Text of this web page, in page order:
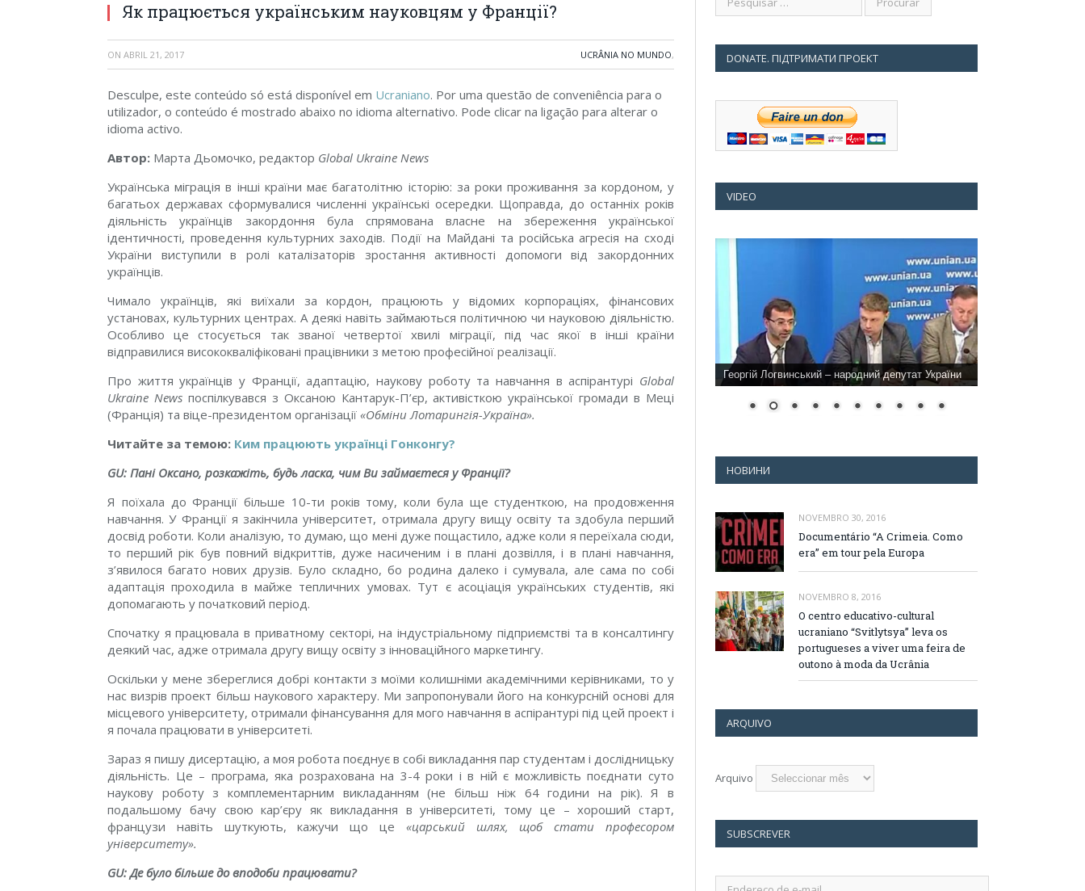
Як працюється українським науковцям у Франції?
ON ABRIL 21, 2017 UCRÂNIA NO MUNDO,
Desculpe, este conteúdo só está disponível em Ucraniano. Por uma questão de conveniência para o
utilizador, o conteúdo é mostrado abaixo no idioma alternativo. Pode clicar na ligação para alterar o
idioma activo.
Автор: Марта Дьомочко, редактор Global Ukraine News
Українська міграція в інші країни має багатолітню історію: за роки проживання за кордоном, у
багатьох державах сформувалися численні українські осередки. Щоправда, до останніх років
діяльність українців закордоння була спрямована власне на збереження української
ідентичності, проведення культурних заходів. Події на Майдані та російська агресія на сході
України виступили в ролі каталізаторів зростання активності допомоги від закордонних
українців.
Чимало українців, які виїхали за кордон, працюють у відомих корпораціях, фінансових
установах, культурних центрах. А деякі навіть займаються політичною чи науковою діяльністю.
Особливо це стосується так званої четвертої хвилі міграції, під час якої в інші країни
відправилися висококваліфіковані працівники з метою професійної реалізації.
Про життя українців у Франції, адаптацію, наукову роботу та навчання в аспірантурі Global
Ukraine Newsпоспілкувався з Оксаною Кантарук-П’єр, активісткою української громади в Меці
(Франція) та віце-президентом організації «Обміни Лотарингія-Україна».
Читайте за темою: Ким працюють українці Гонконгу?
GU: Пані Оксано, розкажіть, будь ласка, чим Ви займаєтеся у Франції?
Я поїхала до Франції більше 10-ти років тому, коли була ще студенткою, на продовження
навчання. У Франції я закінчила університет, отримала другу вищу освіту та здобула перший
досвід роботи. Коли аналізую, то думаю, що мені дуже пощастило, адже коли я переїхала сюди,
то перший рік був повний відкриттів, дуже насиченим і в плані дозвілля, і в плані навчання,
з’явилося багато нових друзів. Було складно, бо родина далеко і сумувала, але сама по собі
адаптація проходила в майже тепличних умовах. Тут є асоціація українських студентів, які
допомагають у початковий період.
Спочатку я працювала в приватному секторі, на індустріальному підприємстві та в консалтингу
деякий час, адже отримала другу вищу освіту з інноваційного маркетингу.
Оскільки у мене збереглися добрі контакти з моїми колишніми академічними керівниками, то у
нас визрів проект більш наукового характеру. Ми запропонували його на конкурсній основі для
місцевого університету, отримали фінансування для мого навчання в аспірантурі під цей проект і
я почала працювати в університеті.
Зараз я пишу дисертацію, a моя робота поєднує в собі викладання пар студентам і дослідницьку
діяльність. Це – програма, яка розрахована на 3-4 роки і в ній є можливість поєднати суто
наукову роботу з комплементарним викладанням (не більш ніж 64 години на рік). Я в
подальшому бачу свою кар’єру як викладання в університеті, тому це – хороший старт,
французи навіть шуткують, кажучи що це «царський шлях, щоб стати професором
університету».
GU: Де було більше до вподоби працювати?
DONATE. ПІДТРИМАТИ ПРОЕКТ
VIDEO
Георгій Логвинський – народний депутат України
НОВИНИ
NOVEMBRO 30, 2016
Documentário “A Crimeia. Como
era” em tour pela Europa
NOVEMBRO 8, 2016
O centro educativo-cultural
ucraniano “Svitlytsya” leva os
portugueses a viver uma feira de
outono à moda da Ucrânia
ARQUIVO
Arquivo
SUBSCREVER
Endereço